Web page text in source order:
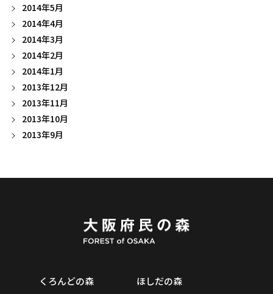
2014年5月
2014年4月
2014年3月
2014年2月
2014年1月
2013年12月
2013年11月
2013年10月
2013年9月
くろんどの森 ほしだの森